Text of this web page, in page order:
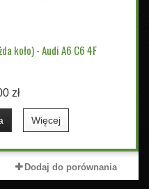
koło) - Audi A6 C6 4F
zł
Więcej
Dodaj do porównania